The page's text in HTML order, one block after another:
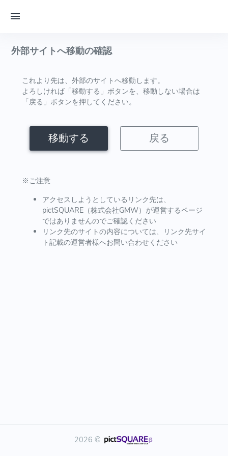
外部サイトへ移動の確認
これより先は、外部のサイトへ移動します。
よろしければ「移動する」ボタンを、移動しない場合は
「戻る」ボタンを押してください。
移動する 戻る
※ご注意
アクセスしようとしているリンク先は、
pictSQUARE（株式会社GMW）が運営するページ
ではありませんのでご確認ください
リンク先のサイトの内容については、リンク先サイ
ト記載の運営者様へお問い合わせください
2026 ©